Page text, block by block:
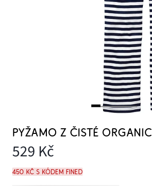
PYŽAMO Z ČISTÉ
529 Kč
450 Kč s kódem FINED